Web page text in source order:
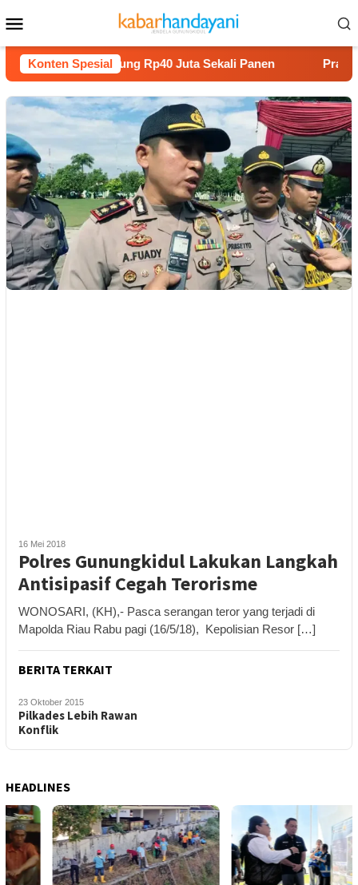
ke
kontenMobile
Konten Spesial
Melon Untung Rp40 Juta Sekali Panen
16 Mei 2018
Polres Gunungkidul Lakukan Langkah
Antisipasif Cegah Terorisme
WONOSARI, (KH),- Pasca serangan teror yang terjadi di
Mapolda Riau Rabu pagi (16/5/18), Kepolisian Resor […]
BERITA TERKAIT
23 Oktober 2015
Pilkades Lebih Rawan
Konflik
HEADLINES